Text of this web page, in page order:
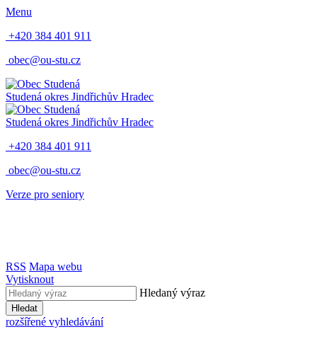
Menu
+420 384 401 911
obec@ou-stu.cz
Studená okres Jindřichův Hradec
Studená okres Jindřichův Hradec
+420 384 401 911
obec@ou-stu.cz
Verze pro seniory
RSS Mapa webu
Vytisknout
Hledaný výraz
Hledat
rozšířené vyhledávání